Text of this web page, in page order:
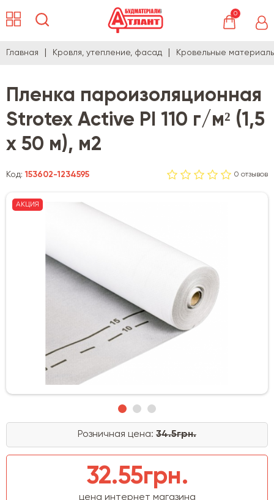
0
Главная Кровля, утепление, фасад Кровельные
Пленка пароизоляционная
Strotex Active PI 110 г/м² (1,5
х 50 м), м2
Код:153602-1234595 0 отзывов
АКЦИЯ
Розничная цена: 34.5грн.
32.55грн.
цена интернет магазина